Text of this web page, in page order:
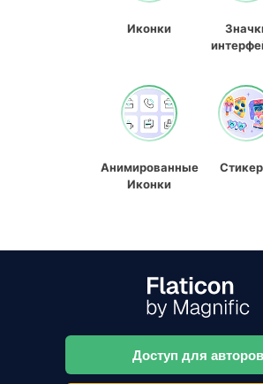
Иконки
Анимированные
Иконки
Доступ для авторов